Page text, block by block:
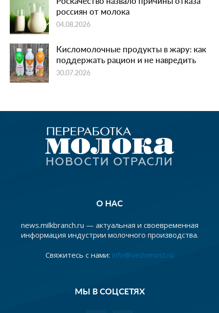
россиян от молока
04.08.2026
Кисломолочные продукты в жару: как
поддержать рацион и не навредить
30.07.2026
О НАС
news.milkbranch.ru — актуальная и своевременная
информация индустрии молочного производства.
Свяжитесь с нами: info@vedomost.ru
МЫ В СОЦСЕТЯХ